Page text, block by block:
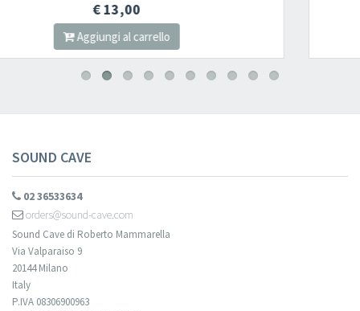
SOUND CAVE
02 36533634
orders@sound-cave.com
Sound Cave di Roberto Mammarella
Via Valparaiso 9
20144 Milano
Italy
P.IVA 08306900963